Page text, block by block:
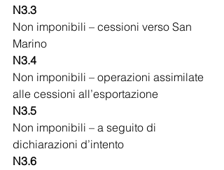
N3.3
Non imponibili – cessioni verso San
Marino
N3.4
Non imponibili – operazioni assimilate
alle cessioni all’esportazione
N3.5
Non imponibili – a seguito di
dichiarazioni d’intento
N3.6